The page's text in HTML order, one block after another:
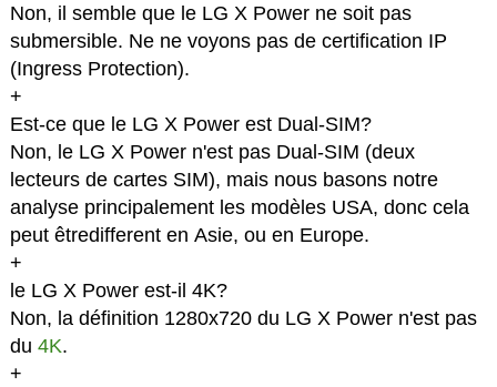
Non, il semble que le LG X Power ne soit pas
submersible. Ne ne voyons pas de certification IP
(Ingress Protection).
+
Est-ce que le LG X Power est Dual-SIM?
Non, le LG X Power n'est pas Dual-SIM (deux
lecteurs de cartes SIM), mais nous basons notre
analyse principalement les modèles USA, donc cela
peut êtredifferent en Asie, ou en Europe.
+
le LG X Power est-il 4K?
Non, la définition 1280x720 du LG X Power n'est pas
du 4K.
+